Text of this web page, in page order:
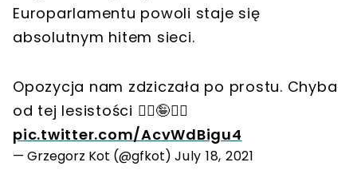
Europarlamentu powoli staje się
absolutnym hitem sieci.
Opozycja nam zdziczała po prostu. Chyba
od tej lesistości 🤷‍♂️🤪🤦‍♂️
pic.twitter.com/AcvWdBigu4
— Grzegorz Kot (@gfkot) July 18, 2021